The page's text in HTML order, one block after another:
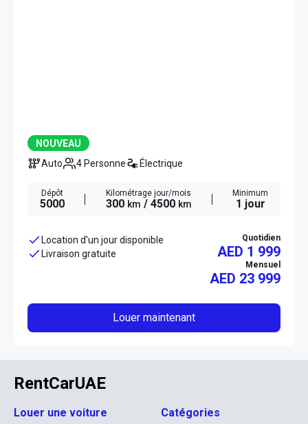
NOUVEAU
Auto
4 Personne Électrique
Dépôt
5000
Kilométrage jour/mois
300 km / 4500 km
Minimum
1 jour
Location d'un jour disponible
Livraison gratuite
Quotidien
AED 1 999
Mensuel
AED 23 999
Louer maintenant
RentCarUAE
Louer une voiture Catégories